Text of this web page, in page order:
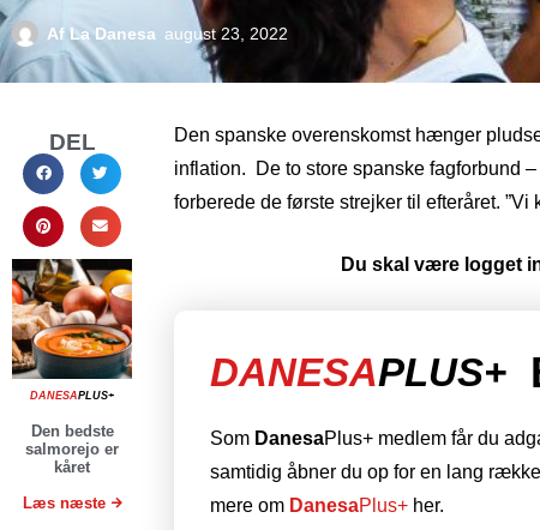
Af La Danesa august 23, 2022
DEL
DANESAPLUS+
Den bedste
salmorejo er
kåret
Læs næste
Den spanske overenskomst hænger
inflation. De to store spanske fagforbund
forberede de første strejker til efteråret.
Du skal være logget
DANESAPLUS+
Som DanesaPlus+ medlem får du
samtidig åbner du op for en lang
mere om DanesaPlus+ her.